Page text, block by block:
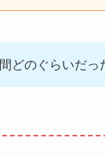
どのぐらいだっ